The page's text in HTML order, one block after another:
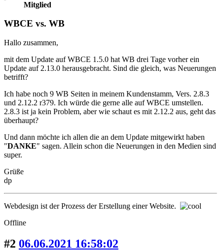
Mitglied
WBCE vs. WB
Hallo zusammen,
mit dem Update auf WBCE 1.5.0 hat WB drei Tage vorher ein
Update auf 2.13.0 herausgebracht. Sind die gleich, was Neuerungen
betrifft?
Ich habe noch 9 WB Seiten in meinem Kundenstamm, Vers. 2.8.3
und 2.12.2 r379. Ich würde die gerne alle auf WBCE umstellen.
2.8.3 ist ja kein Problem, aber wie schaut es mit 2.12.2 aus, geht das
überhaupt?
Und dann möchte ich allen die an dem Update mitgewirkt haben
"DANKE" sagen. Allein schon die Neuerungen in den Medien sind
super.
Grüße
dp
Webdesign ist der Prozess der Erstellung einer Website.
Offline
#2 06.06.2021 16:58:02